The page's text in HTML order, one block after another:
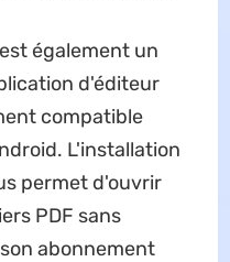
également un
d'éditeur
compatible
L'installation
permet d'ouvrir
PDF sans
abonnement